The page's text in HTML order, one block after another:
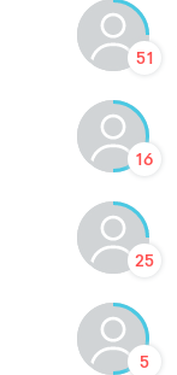
51
16
25
5